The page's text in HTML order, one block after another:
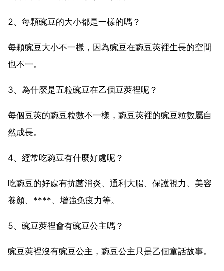
2、每顆豌豆的大小都是一樣的嗎？
每顆豌豆大小不一樣，因為豌豆在豌豆莢裡生長的空間
也不一。
3、為什麼是五粒豌豆在乙個豆莢裡呢？
每個豆莢的豌豆粒數不一樣，豌豆莢裡的豌豆粒數屬自
然成長。
4、經常吃豌豆有什麼好處呢？
吃豌豆的好處有抗菌消炎、通利大腸、保護視力、美容
養顏、****、增強免疫力等。
5、豌豆莢裡會有豌豆公主嗎？
豌豆莢裡沒有豌豆公主，豌豆公主只是乙個童話故事。